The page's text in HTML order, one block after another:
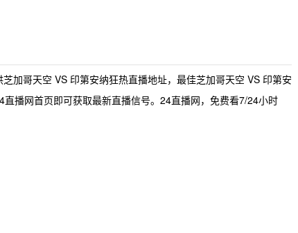
芝加哥天空 VS 印第安纳狂热直播地址，最佳芝加哥天空 VS 印第安
播网首页即可获取最新直播信号。24直播网，免费看7/24小时